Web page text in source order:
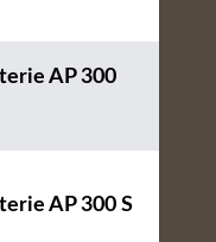
AP 300
AP 300 S